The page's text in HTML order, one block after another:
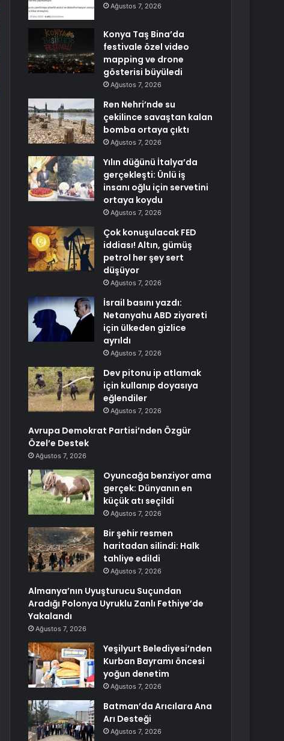
Ağustos 7, 2026
Konya Taş Bina’da
festivale özel video
mapping ve drone
gösterisi büyüledi
Ağustos 7, 2026
Ren Nehri’nde su
çekilince savaştan kalan
bomba ortaya çıktı
Ağustos 7, 2026
Yılın düğünü İtalya’da
gerçekleşti: Ünlü iş
insanı oğlu için servetini
ortaya koydu
Ağustos 7, 2026
Çok konuşulacak FED
iddiası! Altın, gümüş
petrol her şey sert
düşüyor
Ağustos 7, 2026
İsrail basını yazdı:
Netanyahu ABD ziyareti
için ülkeden gizlice
ayrıldı
Ağustos 7, 2026
Dev pitonu ip atlamak
için kullanıp doyasıya
eğlendiler
Ağustos 7, 2026
Avrupa Demokrat Partisi’nden Özgür
Özel’e Destek
Ağustos 7, 2026
Oyuncağa benziyor ama
gerçek: Dünyanın en
küçük atı seçildi
Ağustos 7, 2026
Bir şehir resmen
haritadan silindi: Halk
tahliye edildi
Ağustos 7, 2026
Almanya’nın Uyuşturucu Suçundan
Aradığı Polonya Uyruklu Zanlı Fethiye’de
Yakalandı
Ağustos 7, 2026
Yeşilyurt Belediyesi’nden
Kurban Bayramı öncesi
yoğun denetim
Ağustos 7, 2026
Batman’da Arıcılara Ana
Arı Desteği
Ağustos 7, 2026